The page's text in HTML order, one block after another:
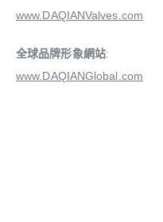
www.DAQIANValves.com
全球品牌形象網站:
www.DAQIANGlobal.com